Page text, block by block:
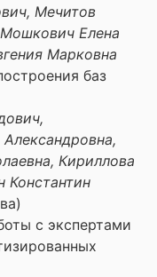
Мечитов
Елена
Марковна
баз
Кириллова
Константин
с экспертами